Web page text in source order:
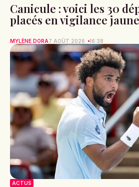
Canicule : voici les 30
placés en vigilance
MYLÈNE DORA7 AOÛT 2026 16:38
ACTUS